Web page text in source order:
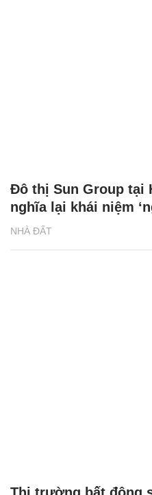
NHÀ ĐẤT
Đô thị Sun Group tại
nghĩa lại khái niệm